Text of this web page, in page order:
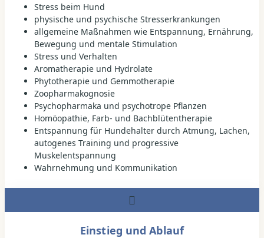
Stress beim Hund
physische und psychische Stresserkrankungen
allgemeine Maßnahmen wie Entspannung, Ernährung,
Bewegung und mentale Stimulation
Stress und Verhalten
Aromatherapie und Hydrolate
Phytotherapie und Gemmotherapie
Zoopharmakognosie
Psychopharmaka und psychotrope Pflanzen
Homöopathie, Farb- und Bachblütentherapie
Entspannung für Hundehalter durch Atmung, Lachen,
autogenes Training und progressive
Muskelentspannung
Wahrnehmung und Kommunikation
Einstieg und Ablauf